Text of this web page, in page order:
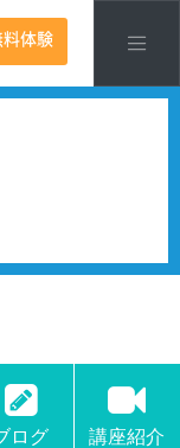
体験
ログ 講座紹介